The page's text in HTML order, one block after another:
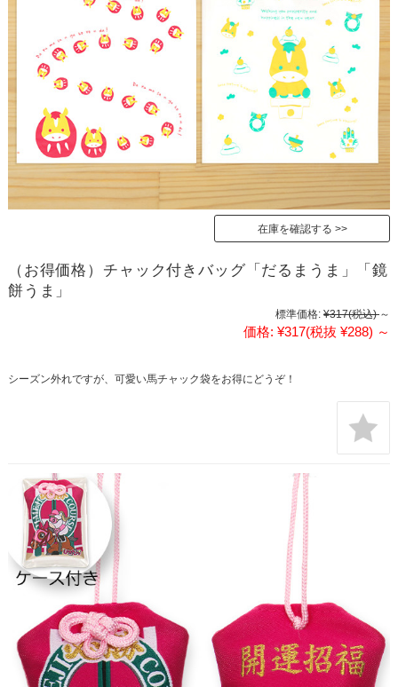
在庫を確認する
（お得価格）チャック付きバッグ「だるまうま」「鏡
餅うま」
標準価格: ¥317(税込) ～
価格: ¥317(税抜 ¥288) ～
シーズン外れですが、可愛い馬チャック袋をお得にどうぞ！